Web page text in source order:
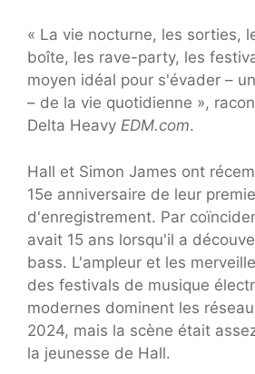
« La vie nocturne, les sorties,
boîte, les rave-party, les
moyen idéal pour s'évader –
– de la vie quotidienne »,
Delta Heavy EDM.com.
Hall et Simon James ont
15e anniversaire de leur
d'enregistrement. Par
avait 15 ans lorsqu'il a
bass. L'ampleur et les
des festivals de musique
modernes dominent les
2024, mais la scène était
la jeunesse de Hall.